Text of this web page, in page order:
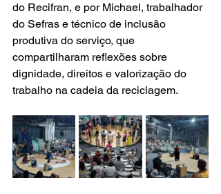
do Recifran, e por Michael, trabalhador
do Sefras e técnico de inclusão
produtiva do serviço, que
compartilharam reflexões sobre
dignidade, direitos e valorização do
trabalho na cadeia da reciclagem.